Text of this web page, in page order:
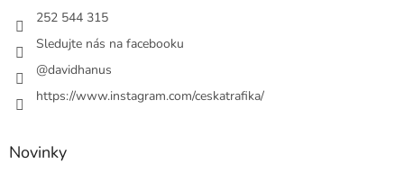
252 544 315
Sledujte nás na facebooku
@davidhanus
https://www.instagram.com/ceskatrafika/
Novinky